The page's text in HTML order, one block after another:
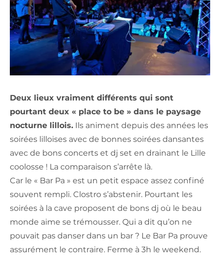
Deux lieux vraiment différents qui sont
pourtant deux « place to be » dans le paysage
nocturne lillois. Ils animent depuis des années les
soirées lilloises avec de bonnes soirées dansantes
avec de bons concerts et dj set en drainant le Lille
coolosse ! La comparaison s’arrête là.
Car le « Bar Pa » est un petit espace assez confiné
souvent rempli. Clostro s’abstenir. Pourtant les
soirées à la cave proposent de bons dj où le beau
monde aime se trémousser. Qui a dit qu’on ne
pouvait pas danser dans un bar ? Le Bar Pa prouve
assurément le contraire. Ferme à 3h le weekend.